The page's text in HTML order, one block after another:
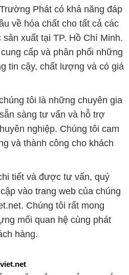
Phát có khả năng đáp
về hóa chất cho tất cả các
xuất tại TP. Hồ Chí Minh.
cấp và phân phối những
tin cậy, chất lượng và có giá
tôi là những chuyên gia
sàng tư vấn và hỗ trợ
nghiệp. Chúng tôi cam
và thành công cho khách
tiết và được tư vấn, quý
vào trang web của chúng
Chúng tôi rất mong
mối quan hệ cùng phát
hàng.